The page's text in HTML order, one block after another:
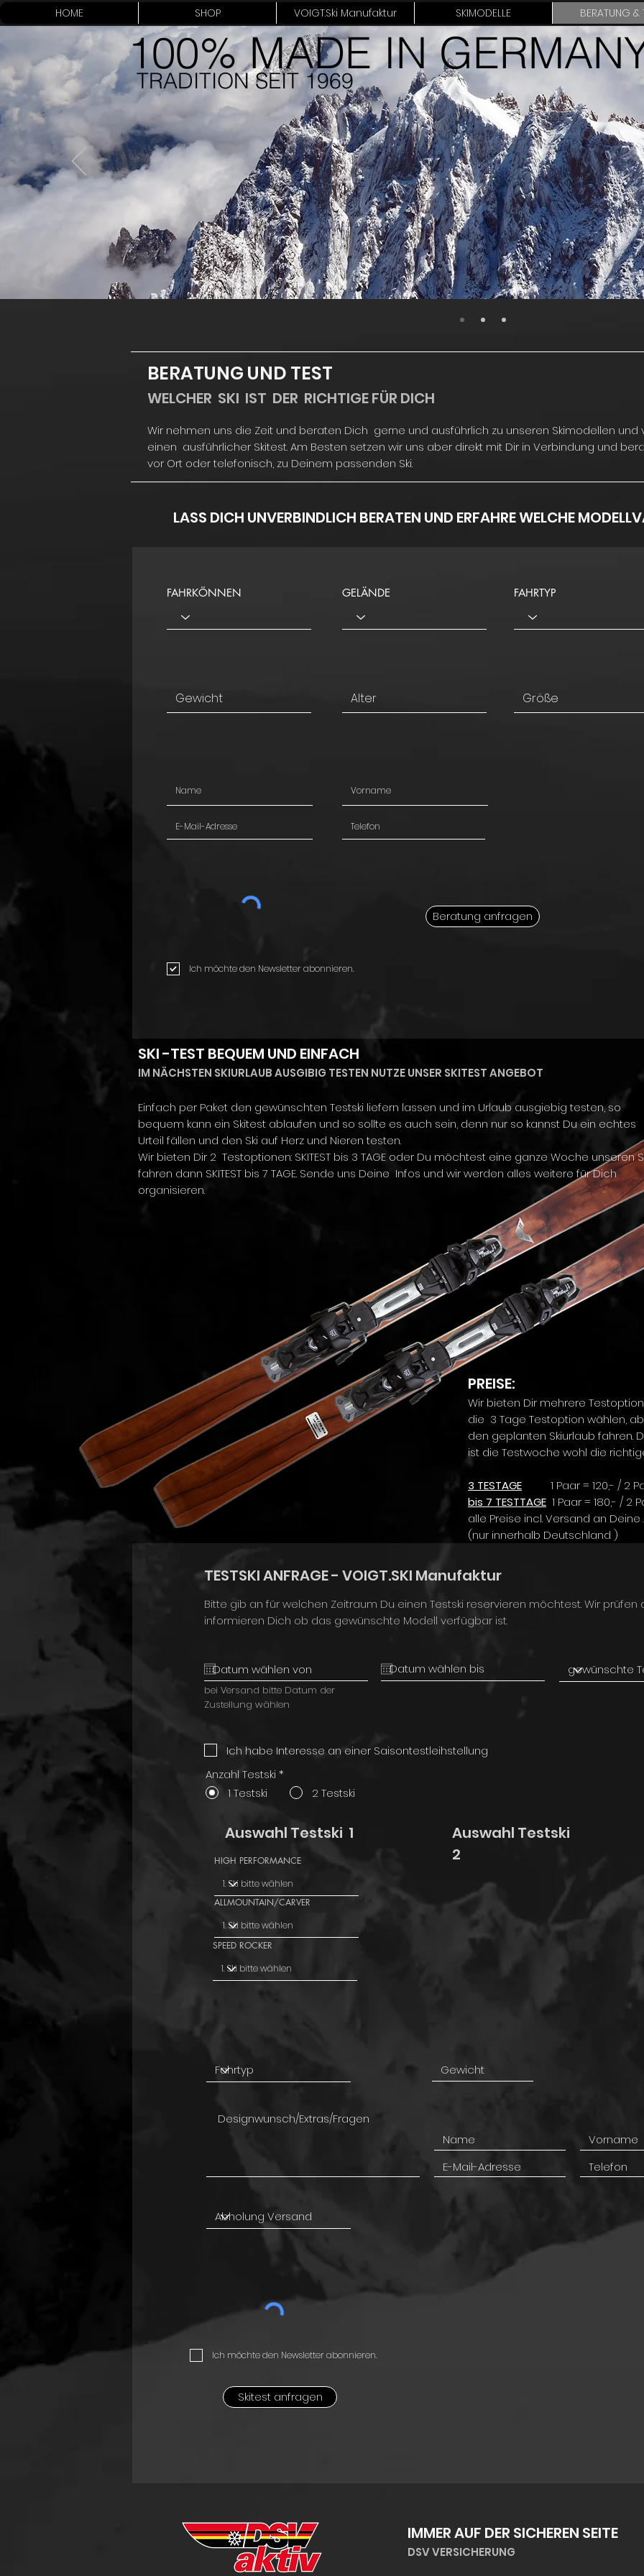
HOME SHOP VOIGT.Ski Manufaktur SKIMODELLE BERATUNG &
100% MADE IN
TRADITION SEIT 1969
BERATUNG UND TEST
WELCHER SKI IST DER RICHTIGE FÜR DICH
Wir nehmen uns die Zeit und beraten Dich gerne und ausführlich zu unseren Skimodellen
einen ausführlicher Skitest.Am Besten setzen wir uns aber direkt mit Dir in Verbindung und
vor Ort oder telefonisch, zu Deinem passenden Ski.
LASS DICH UNVERBINDLICH BERATEN UND ERFAHRE WELCHE
FAHRKÖNNEN GELÄNDE FAHRTYP
Ich möchte den Newsletter abonnieren.
Beratung anfragen
SKI -TEST BEQUEM UND EINFACH
IM NÄCHSTEN SKIURLAUB AUSGIBIG TESTEN NUTZE UNSER SKITEST ANGEBOT
Einfach per Paket den gewünschten Testski liefern lassen und im Urlaub ausgiebig testen, so
bequem kann ein Skitest ablaufen und so sollte es auch sein, denn nur so kannst Du ein echtes
Urteil fällen und den Ski auf Herz und Nieren testen.
Wir bieten Dir 2 Testoptionen: SKITEST bis 3 TAGE oder Du möchtest eine ganze Woche unseren
fahren dann SKITEST bis 7 TAGE. Sende uns Deine Infos und wir werden alles weitere für Dich
organisieren.
PREISE:
Wir bieten Dir mehrere
die 3 Tage Testoption wählen,
den geplanten Skiurlaub fahren.
ist die Testwoche wohl die
3 TESTAGE 1 Paar = 120,- / 2
bis 7 TESTTAGE 1 Paar = 180,- / 2
alle Preise incl. Versand an
(nur innerhalb Deutschland )
TESTSKI ANFRAGE - VOIGT.SKI Manufaktur
Bitte gib an für welchen Zeitraum Du einen Testski reservieren möchtest. Wir prüfen
informieren Dich ob das gewünschte Modell verfügbar ist.
bei Versand bitte Datum der
Zustellung wählen
Ich habe Interesse an einer Saisontestleihstellung
Anzahl Testski *
1 Testski
2 Testski
Auswahl Testski 1
HIGH PERFORMANCE
ALLMOUNTAIN/CARVER
SPEED ROCKER
Ich möchte den Newsletter abonnieren.
Skitest anfragen
Auswahl Testski
2
IMMER AUF DER SICHEREN SEITE
DSV VERSICHERUNG